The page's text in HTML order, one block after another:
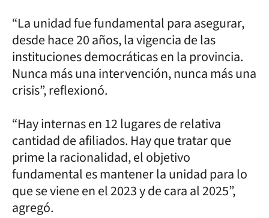
“La unidad fue fundamental para asegurar,
desde hace 20 años, la vigencia de las
instituciones democráticas en la provincia.
Nunca más una intervención, nunca más una
crisis”, reflexionó.
“Hay internas en 12 lugares de relativa
cantidad de afiliados. Hay que tratar que
prime la racionalidad, el objetivo
fundamental es mantener la unidad para lo
que se viene en el 2023 y de cara al 2025”,
agregó.